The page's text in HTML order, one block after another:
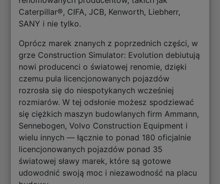
Caterpillar®, CIFA, JCB, Kenworth, Liebherr,
SANY i nie tylko.
Oprócz marek znanych z poprzednich części, w
grze Construction Simulator: Evolution debiutują
nowi producenci o światowej renomie, dzięki
czemu pula licencjonowanych pojazdów
rozrosła się do niespotykanych wcześniej
rozmiarów. W tej odsłonie możesz spodziewać
się ciężkich maszyn budowlanych firm Ammann,
Sennebogen, Volvo Construction Equipment i
wielu innych — łącznie to ponad 180 oficjalnie
licencjonowanych pojazdów ponad 35
światowej sławy marek, które są gotowe
udowodnić swoją moc i niezawodność na placu